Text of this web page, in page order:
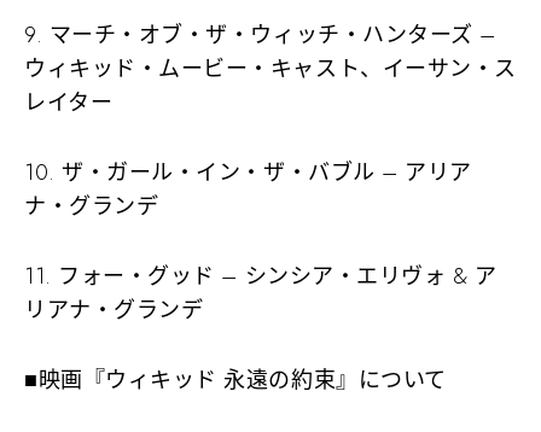
9. マーチ・オブ・ザ・ウィッチ・ハンターズ –
ウィキッド・ムービー・キャスト、イーサン・ス
レイター
10. ザ・ガール・イン・ザ・バブル – アリア
ナ・グランデ
11. フォー・グッド – シンシア・エリヴォ & ア
リアナ・グランデ
■映画『ウィキッド 永遠の約束』について